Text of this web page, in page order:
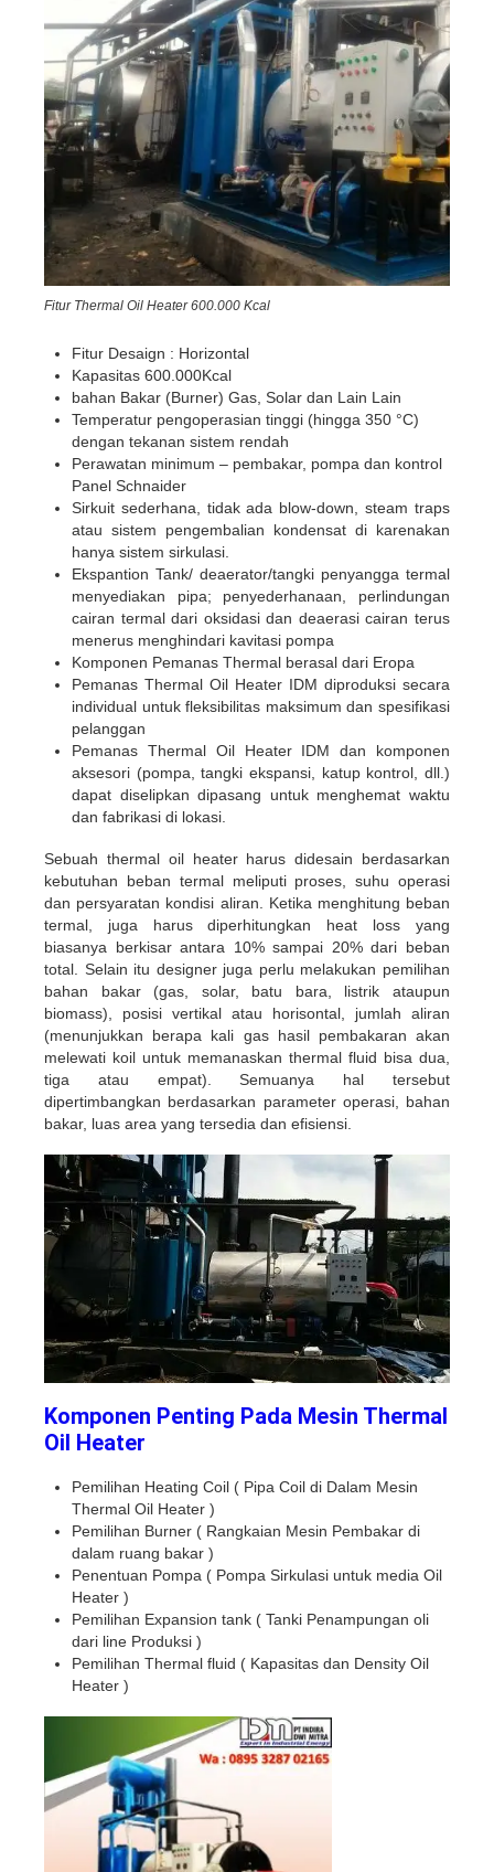
Fitur Thermal Oil Heater 600.000 Kcal
Fitur Desaign : Horizontal
Kapasitas 600.000Kcal
bahan Bakar (Burner) Gas, Solar dan Lain Lain
Temperatur pengoperasian tinggi (hingga 350 °C)
dengan tekanan sistem rendah
Perawatan minimum – pembakar, pompa dan kontrol
Panel Schnaider
Sirkuit sederhana, tidak ada blow-down, steam traps
atau sistem pengembalian kondensat di karenakan
hanya sistem sirkulasi.
Ekspantion Tank/ deaerator/tangki penyangga termal
menyediakan pipa; penyederhanaan, perlindungan
cairan termal dari oksidasi dan deaerasi cairan terus
menerus menghindari kavitasi pompa
Komponen Pemanas Thermal berasal dari Eropa
Pemanas Thermal Oil Heater IDM diproduksi secara
individual untuk fleksibilitas maksimum dan spesifikasi
pelanggan
Pemanas Thermal Oil Heater IDM dan komponen
aksesori (pompa, tangki ekspansi, katup kontrol, dll.)
dapat diselipkan dipasang untuk menghemat waktu
dan fabrikasi di lokasi.
Sebuah thermal oil heater harus didesain berdasarkan
kebutuhan beban termal meliputi proses, suhu operasi
dan persyaratan kondisi aliran. Ketika menghitung beban
termal, juga harus diperhitungkan heat loss yang
biasanya berkisar antara 10% sampai 20% dari beban
total. Selain itu designer juga perlu melakukan pemilihan
bahan bakar (gas, solar, batu bara, listrik ataupun
biomass), posisi vertikal atau horisontal, jumlah aliran
(menunjukkan berapa kali gas hasil pembakaran akan
melewati koil untuk memanaskan thermal fluid bisa dua,
tiga atau empat). Semuanya hal tersebut
dipertimbangkan berdasarkan parameter operasi, bahan
bakar, luas area yang tersedia dan efisiensi.
Komponen Penting Pada Mesin Thermal
Oil Heater
Pemilihan Heating Coil ( Pipa Coil di Dalam Mesin
Thermal Oil Heater )
Pemilihan Burner ( Rangkaian Mesin Pembakar di
dalam ruang bakar )
Penentuan Pompa ( Pompa Sirkulasi untuk media Oil
Heater )
Pemilihan Expansion tank ( Tanki Penampungan oli
dari line Produksi )
Pemilihan Thermal fluid ( Kapasitas dan Density Oil
Heater )